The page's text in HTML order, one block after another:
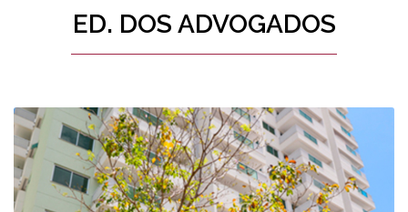
ED. DOS ADVOGADOS